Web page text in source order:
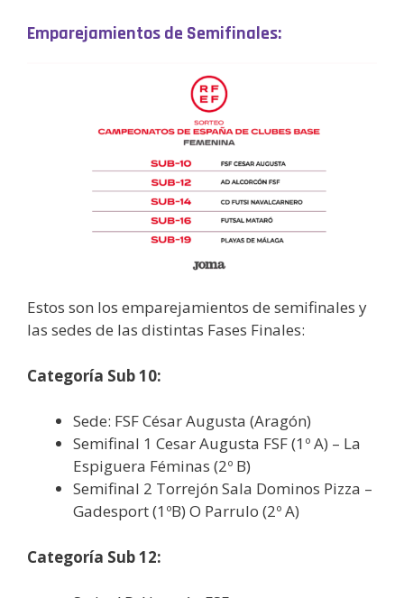
Emparejamientos de Semifinales:
Estos son los emparejamientos de semifinales y
las sedes de las distintas Fases Finales:
Categoría Sub 10:
Sede: FSF César Augusta (Aragón)
Semifinal 1 Cesar Augusta FSF (1º A) – La
Espiguera Féminas (2º B)
Semifinal 2 Torrejón Sala Dominos Pizza –
Gadesport (1ºB) O Parrulo (2º A)
Categoría Sub 12: